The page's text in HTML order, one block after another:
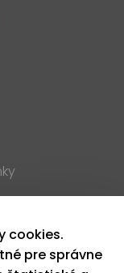
cookies.
pre správne